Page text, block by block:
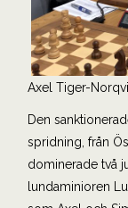
Axel Tiger-
Den
spridning, från
dominerade två
lundaminioren